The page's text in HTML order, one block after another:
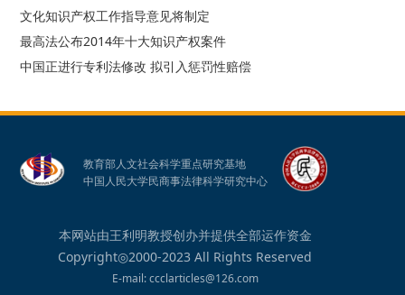
文化知识产权工作指导意见将制定
最高法公布2014年十大知识产权案件
中国正进行专利法修改 拟引入惩罚性赔偿
教育部人文社会科学重点研究基地
中国人民大学民商事法律科学研究中心
本网站由王利明教授创办并提供全部运作资金
Copyright◎2000-2023 All Rights Reserved
E-mail: ccclarticles@126.com